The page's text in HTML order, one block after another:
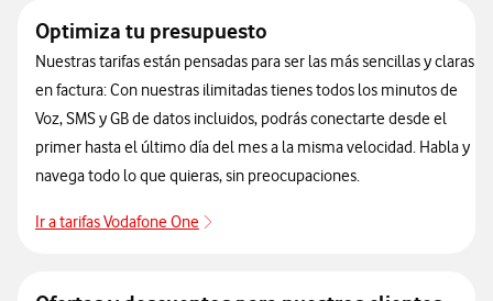
Optimiza tu presupuesto
Nuestras tarifas están pensadas para ser las más sencillas y claras
en factura: Con nuestras ilimitadas tienes todos los minutos de
Voz, SMS y GB de datos incluidos, podrás conectarte desde el
primer hasta el último día del mes a la misma velocidad. Habla y
navega todo lo que quieras, sin preocupaciones.
Ir a tarifas Vodafone One